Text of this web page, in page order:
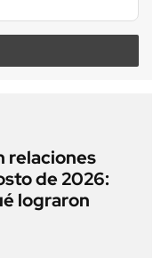
relaciones
de 2026:
lograron